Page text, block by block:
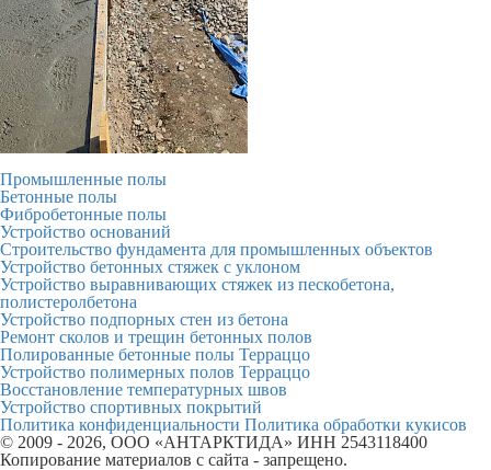
Промышленные полы
Бетонные полы
Фибробетонные полы
Устройство оснований
Строительство фундамента для промышленных объектов
Устройство бетонных стяжек с уклоном
Устройство выравнивающих стяжек из пескобетона,
полистеролбетона
Устройство подпорных стен из бетона
Ремонт сколов и трещин бетонных полов
Полированные бетонные полы Терраццо
Устройство полимерных полов Терраццо
Восстановление температурных швов
Устройство спортивных покрытий
Политика конфиденциальности Политика обработки кукисов
© 2009 - 2026, ООО «АНТАРКТИДА» ИНН 2543118400
Копирование материалов с сайта - запрещено.